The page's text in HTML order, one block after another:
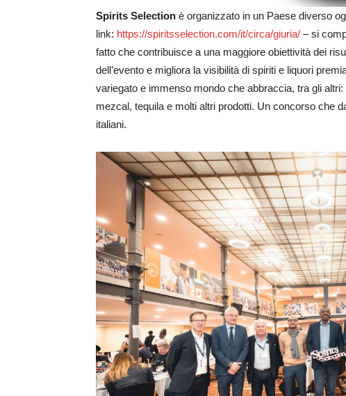
Spirits Selection è organizzato in un Paese diverso
link: https://spiritsselection.com/it/circa/giuria/ – si
fatto che contribuisce a una maggiore obiettività dei
dell’evento e migliora la visibilità di spiriti e liquori
variegato e immenso mondo che abbraccia, tra gli
mezcal, tequila e molti altri prodotti. Un concorso che
italiani.